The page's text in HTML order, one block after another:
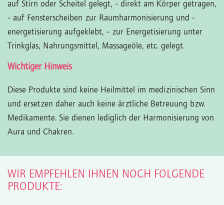
auf Stirn oder Scheitel gelegt, - direkt am Körper getragen,
- auf Fensterscheiben zur Raumharmonisierung und -
energetisierung aufgeklebt, - zur Energetisierung unter
Trinkglas, Nahrungsmittel, Massageöle, etc. gelegt.
Wichtiger Hinweis
Diese Produkte sind keine Heilmittel im medizinischen Sinn
und ersetzen daher auch keine ärztliche Betreuung bzw.
Medikamente. Sie dienen lediglich der Harmonisierung von
Aura und Chakren.
WIR EMPFEHLEN IHNEN NOCH FOLGENDE
PRODUKTE: